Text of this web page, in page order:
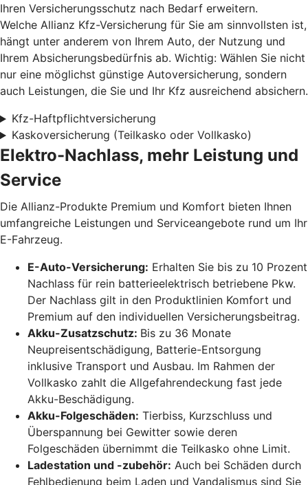
Ihren Versicherungsschutz nach Bedarf erweitern.
Welche Allianz Kfz-Versicherung für Sie am sinnvollsten ist,
hängt unter anderem von Ihrem Auto, der Nutzung und
Ihrem Absicherungsbedürfnis ab. Wichtig: Wählen Sie nicht
nur eine möglichst günstige Autoversicherung, sondern
auch Leistungen, die Sie und Ihr Kfz ausreichend absichern.
Kfz-Haftpflichtversicherung
Kaskoversicherung (Teilkasko oder Vollkasko)
Elektro-Nachlass, mehr Leistung und
Service
Die Allianz-Produkte Premium und Komfort bieten Ihnen
umfangreiche Leistungen und Serviceangebote rund um Ihr
E-Fahrzeug.
E-Auto-Versicherung: Erhalten Sie bis zu 10 Prozent
Nachlass für rein batterieelektrisch betriebene Pkw.
Der Nachlass gilt in den Produktlinien Komfort und
Premium auf den individuellen Versicherungsbeitrag.
Akku-Zusatzschutz: Bis zu 36 Monate
Neupreisentschädigung, Batterie-Entsorgung
inklusive Transport und Ausbau. Im Rahmen der
Vollkasko zahlt die Allgefahrendeckung fast jede
Akku-Beschädigung.
Akku-Folgeschäden: Tierbiss, Kurzschluss und
Überspannung bei Gewitter sowie deren
Folgeschäden übernimmt die Teilkasko ohne Limit.
Ladestation und -zubehör: Auch bei Schäden durch
Fehlbedienung beim Laden und Vandalismus sind Sie